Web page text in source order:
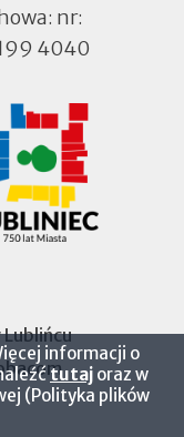
nr:
4040
Otworzy
się
w
informacji o
tutaj oraz w
(Polityka plików